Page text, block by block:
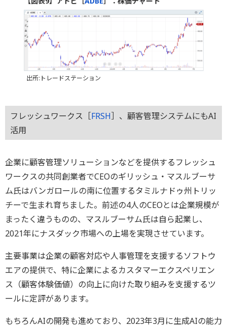
出所:トレードステーション
フレッシュワークス［FRSH］、顧客管理システムにもAI
活用
企業に顧客管理ソリューションなどを提供するフレッシュ
ワークスの共同創業者でCEOのギリッシュ・マスルブーサ
ム氏はバンガロールの南に位置するタミルナドゥ州トリッ
チーで生まれ育ちました。前述の4人のCEOとは企業規模が
まったく違うものの、マスルブーサム氏は自ら起業し、
2021年にナスダック市場への上場を実現させています。
主要事業は企業の顧客対応や人事管理を支援するソフトウ
エアの提供で、特に企業によるカスタマーエクスペリエン
ス（顧客体験価値）の向上に向けた取り組みを支援するツ
ールに定評があります。
もちろんAIの開発も進めており、2023年3月に生成AIの能力